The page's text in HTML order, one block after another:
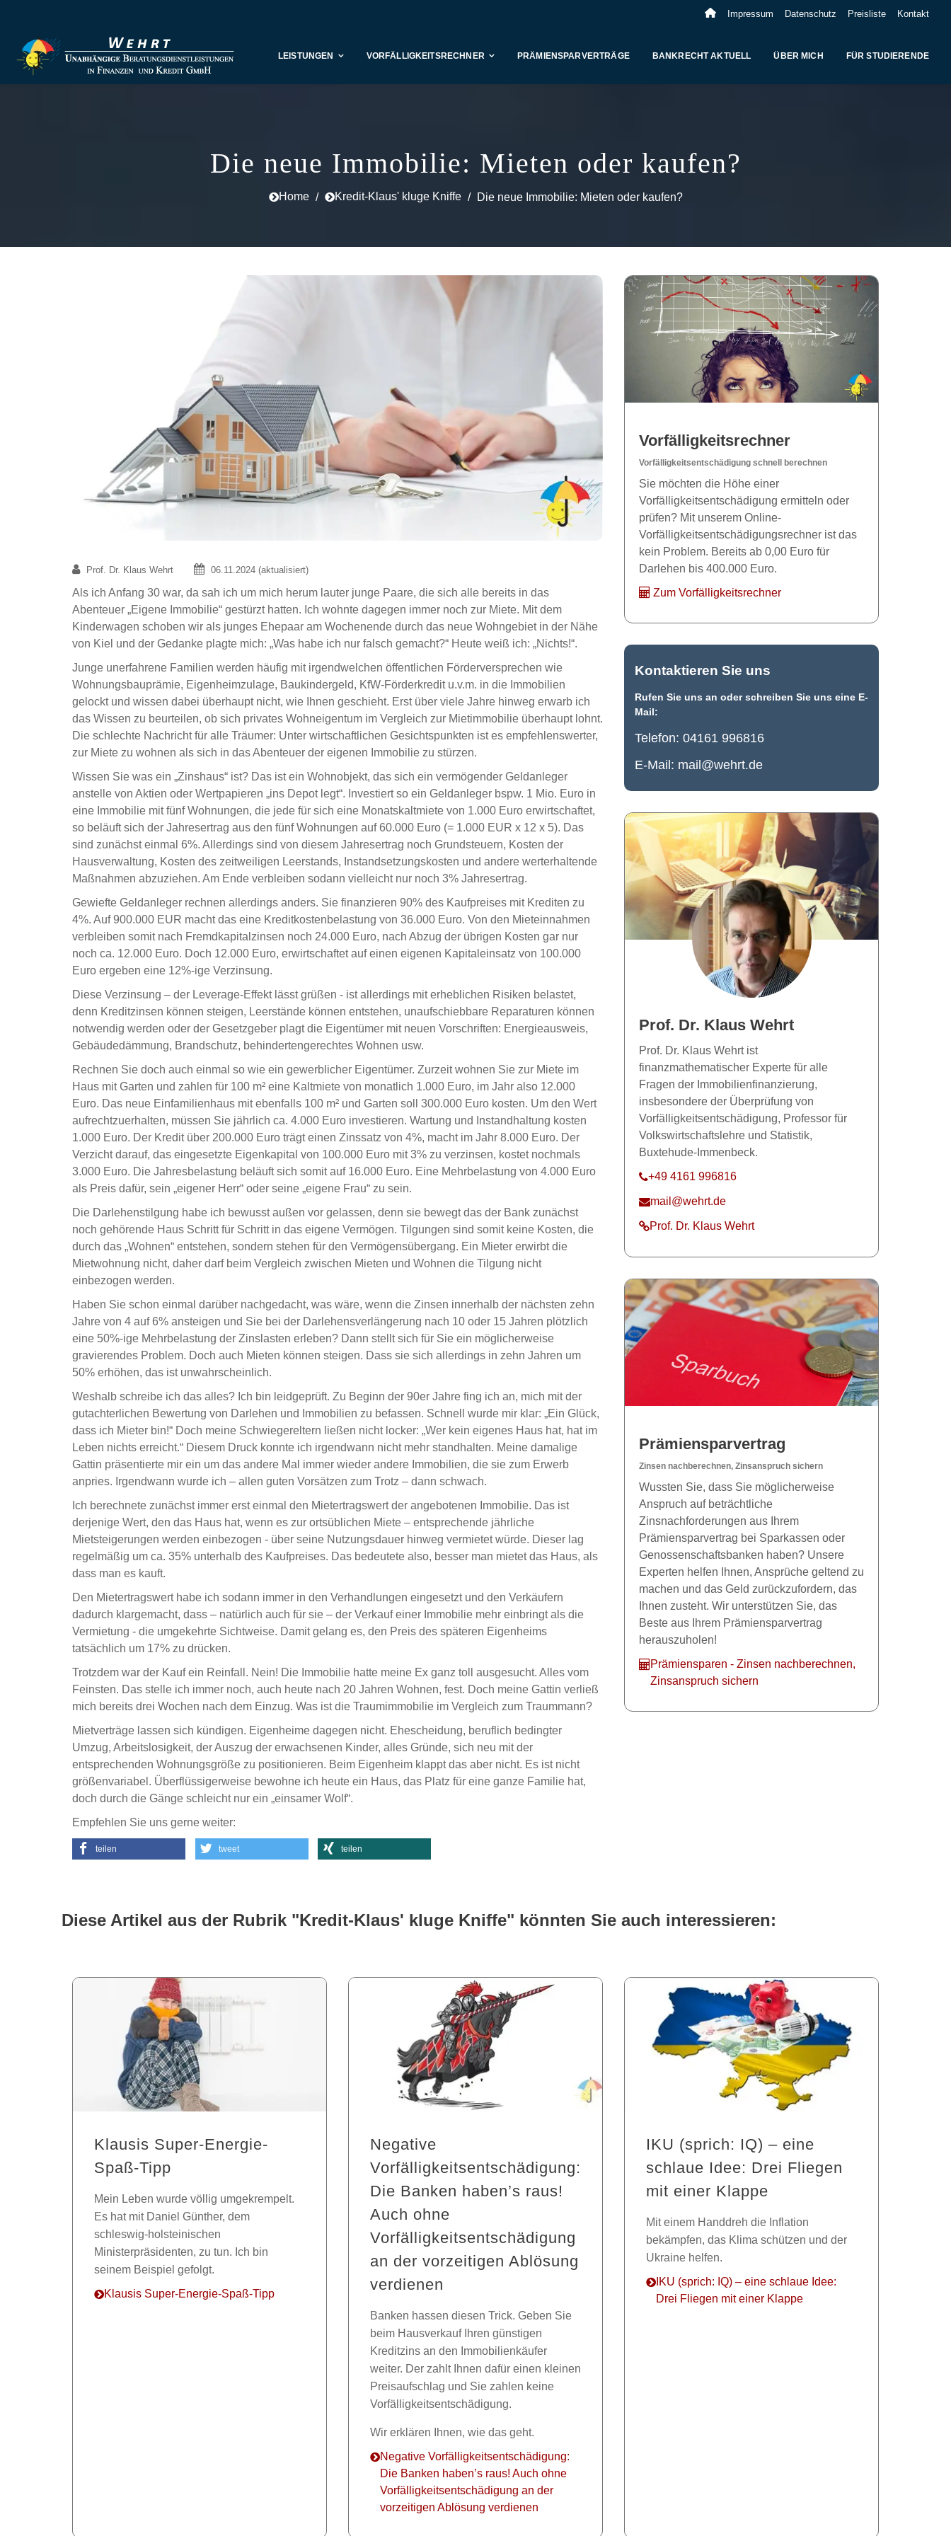
Kontakt
Preisliste
Datenschutz
Impressum
LEISTUNGEN VORFÄLLIGKEITSRECHNER PRÄMIENSPARVERTRÄGE BANKRECHT AKTUELL ÜBER MICH FÜR STUDIERENDE
Die neue Immobilie: Mieten oder kaufen?
Home Kredit-Klaus' kluge Kniffe Die neue Immobilie: Mieten oder kaufen?
Prof. Dr. Klaus Wehrt 06.11.2024 (aktualisiert)
Als ich Anfang 30 war, da sah ich um mich herum lauter junge Paare, die sich alle bereits in das
Abenteuer „Eigene Immobilie“ gestürzt hatten. Ich wohnte dagegen immer noch zur Miete. Mit dem
Kinderwagen schoben wir als junges Ehepaar am Wochenende durch das neue Wohngebiet in der Nähe
von Kiel und der Gedanke plagte mich: „Was habe ich nur falsch gemacht?“ Heute weiß ich: „Nichts!“.
Junge unerfahrene Familien werden häufig mit irgendwelchen öffentlichen Förderversprechen wie
Wohnungsbauprämie, Eigenheimzulage, Baukindergeld, KfW-Förderkredit u.v.m. in die Immobilien
gelockt und wissen dabei überhaupt nicht, wie Ihnen geschieht. Erst über viele Jahre hinweg erwarb ich
das Wissen zu beurteilen, ob sich privates Wohneigentum im Vergleich zur Mietimmobilie überhaupt lohnt.
Die schlechte Nachricht für alle Träumer: Unter wirtschaftlichen Gesichtspunkten ist es empfehlenswerter,
zur Miete zu wohnen als sich in das Abenteuer der eigenen Immobilie zu stürzen.
Wissen Sie was ein „Zinshaus“ ist? Das ist ein Wohnobjekt, das sich ein vermögender Geldanleger
anstelle von Aktien oder Wertpapieren „ins Depot legt“. Investiert so ein Geldanleger bspw. 1 Mio. Euro in
eine Immobilie mit fünf Wohnungen, die jede für sich eine Monatskaltmiete von 1.000 Euro erwirtschaftet,
so beläuft sich der Jahresertrag aus den fünf Wohnungen auf 60.000 Euro (= 1.000 EUR x 12 x 5). Das
sind zunächst einmal 6%. Allerdings sind von diesem Jahresertrag noch Grundsteuern, Kosten der
Hausverwaltung, Kosten des zeitweiligen Leerstands, Instandsetzungskosten und andere werterhaltende
Maßnahmen abzuziehen. Am Ende verbleiben sodann vielleicht nur noch 3% Jahresertrag.
Gewiefte Geldanleger rechnen allerdings anders. Sie finanzieren 90% des Kaufpreises mit Krediten zu
4%. Auf 900.000 EUR macht das eine Kreditkostenbelastung von 36.000 Euro. Von den Mieteinnahmen
verbleiben somit nach Fremdkapitalzinsen noch 24.000 Euro, nach Abzug der übrigen Kosten gar nur
noch ca. 12.000 Euro. Doch 12.000 Euro, erwirtschaftet auf einen eigenen Kapitaleinsatz von 100.000
Euro ergeben eine 12%-ige Verzinsung.
Diese Verzinsung – der Leverage-Effekt lässt grüßen - ist allerdings mit erheblichen Risiken belastet,
denn Kreditzinsen können steigen, Leerstände können entstehen, unaufschiebbare Reparaturen können
notwendig werden oder der Gesetzgeber plagt die Eigentümer mit neuen Vorschriften: Energieausweis,
Gebäudedämmung, Brandschutz, behindertengerechtes Wohnen usw.
Rechnen Sie doch auch einmal so wie ein gewerblicher Eigentümer. Zurzeit wohnen Sie zur Miete im
Haus mit Garten und zahlen für 100 m² eine Kaltmiete von monatlich 1.000 Euro, im Jahr also 12.000
Euro. Das neue Einfamilienhaus mit ebenfalls 100 m² und Garten soll 300.000 Euro kosten. Um den Wert
aufrechtzuerhalten, müssen Sie jährlich ca. 4.000 Euro investieren. Wartung und Instandhaltung kosten
1.000 Euro. Der Kredit über 200.000 Euro trägt einen Zinssatz von 4%, macht im Jahr 8.000 Euro. Der
Verzicht darauf, das eingesetzte Eigenkapital von 100.000 Euro mit 3% zu verzinsen, kostet nochmals
3.000 Euro. Die Jahresbelastung beläuft sich somit auf 16.000 Euro. Eine Mehrbelastung von 4.000 Euro
als Preis dafür, sein „eigener Herr“ oder seine „eigene Frau“ zu sein.
Die Darlehenstilgung habe ich bewusst außen vor gelassen, denn sie bewegt das der Bank zunächst
noch gehörende Haus Schritt für Schritt in das eigene Vermögen. Tilgungen sind somit keine Kosten, die
durch das „Wohnen“ entstehen, sondern stehen für den Vermögensübergang. Ein Mieter erwirbt die
Mietwohnung nicht, daher darf beim Vergleich zwischen Mieten und Wohnen die Tilgung nicht
einbezogen werden.
Haben Sie schon einmal darüber nachgedacht, was wäre, wenn die Zinsen innerhalb der nächsten zehn
Jahre von 4 auf 6% ansteigen und Sie bei der Darlehensverlängerung nach 10 oder 15 Jahren plötzlich
eine 50%-ige Mehrbelastung der Zinslasten erleben? Dann stellt sich für Sie ein möglicherweise
gravierendes Problem. Doch auch Mieten können steigen. Dass sie sich allerdings in zehn Jahren um
50% erhöhen, das ist unwahrscheinlich.
Weshalb schreibe ich das alles? Ich bin leidgeprüft. Zu Beginn der 90er Jahre fing ich an, mich mit der
gutachterlichen Bewertung von Darlehen und Immobilien zu befassen. Schnell wurde mir klar: „Ein Glück,
dass ich Mieter bin!“ Doch meine Schwiegereltern ließen nicht locker: „Wer kein eigenes Haus hat, hat im
Leben nichts erreicht.“ Diesem Druck konnte ich irgendwann nicht mehr standhalten. Meine damalige
Gattin präsentierte mir ein um das andere Mal immer wieder andere Immobilien, die sie zum Erwerb
anpries. Irgendwann wurde ich – allen guten Vorsätzen zum Trotz – dann schwach.
Ich berechnete zunächst immer erst einmal den Mietertragswert der angebotenen Immobilie. Das ist
derjenige Wert, den das Haus hat, wenn es zur ortsüblichen Miete – entsprechende jährliche
Mietsteigerungen werden einbezogen - über seine Nutzungsdauer hinweg vermietet würde. Dieser lag
regelmäßig um ca. 35% unterhalb des Kaufpreises. Das bedeutete also, besser man mietet das Haus, als
dass man es kauft.
Den Mietertragswert habe ich sodann immer in den Verhandlungen eingesetzt und den Verkäufern
dadurch klargemacht, dass – natürlich auch für sie – der Verkauf einer Immobilie mehr einbringt als die
Vermietung - die umgekehrte Sichtweise. Damit gelang es, den Preis des späteren Eigenheims
tatsächlich um 17% zu drücken.
Trotzdem war der Kauf ein Reinfall. Nein! Die Immobilie hatte meine Ex ganz toll ausgesucht. Alles vom
Feinsten. Das stelle ich immer noch, auch heute nach 20 Jahren Wohnen, fest. Doch meine Gattin verließ
mich bereits drei Wochen nach dem Einzug. Was ist die Traumimmobilie im Vergleich zum Traummann?
Mietverträge lassen sich kündigen. Eigenheime dagegen nicht. Ehescheidung, beruflich bedingter
Umzug, Arbeitslosigkeit, der Auszug der erwachsenen Kinder, alles Gründe, sich neu mit der
entsprechenden Wohnungsgröße zu positionieren. Beim Eigenheim klappt das aber nicht. Es ist nicht
größenvariabel. Überflüssigerweise bewohne ich heute ein Haus, das Platz für eine ganze Familie hat,
doch durch die Gänge schleicht nur ein „einsamer Wolf“.
Empfehlen Sie uns gerne weiter:
teilen tweet teilen
Vorfälligkeitsrechner
Vorfälligkeitsentschädigung schnell berechnen
Sie möchten die Höhe einer
Vorfälligkeitsentschädigung ermitteln oder
prüfen? Mit unserem Online-
Vorfälligkeitsentschädigungsrechner ist das
kein Problem. Bereits ab 0,00 Euro für
Darlehen bis 400.000 Euro.
Zum Vorfälligkeitsrechner
Kontaktieren Sie uns
Rufen Sie uns an oder schreiben Sie uns eine E-
Mail:
Telefon: 04161 996816
E-Mail: mail@wehrt.de
Prof. Dr. Klaus Wehrt
Prof. Dr. Klaus Wehrt ist
finanzmathematischer Experte für alle
Fragen der Immobilienfinanzierung,
insbesondere der Überprüfung von
Vorfälligkeitsentschädigung, Professor für
Volkswirtschaftslehre und Statistik,
Buxtehude-Immenbeck.
+49 4161 996816
mail@wehrt.de
Prof. Dr. Klaus Wehrt
Prämiensparvertrag
Zinsen nachberechnen, Zinsanspruch sichern
Wussten Sie, dass Sie möglicherweise
Anspruch auf beträchtliche
Zinsnachforderungen aus Ihrem
Prämiensparvertrag bei Sparkassen oder
Genossenschaftsbanken haben? Unsere
Experten helfen Ihnen, Ansprüche geltend zu
machen und das Geld zurückzufordern, das
Ihnen zusteht. Wir unterstützen Sie, das
Beste aus Ihrem Prämiensparvertrag
herauszuholen!
Prämiensparen - Zinsen nachberechnen,
Zinsanspruch sichern
Diese Artikel aus der Rubrik "Kredit-Klaus' kluge Kniffe" könnten Sie auch interessieren:
Klausis Super-Energie-
Spaß-Tipp
Mein Leben wurde völlig umgekrempelt.
Es hat mit Daniel Günther, dem
schleswig-holsteinischen
Ministerpräsidenten, zu tun. Ich bin
seinem Beispiel gefolgt.
Klausis Super-Energie-Spaß-Tipp
Negative
Vorfälligkeitsentschädigung:
Die Banken haben’s raus!
Auch ohne
Vorfälligkeitsentschädigung
an der vorzeitigen Ablösung
verdienen
Banken hassen diesen Trick. Geben Sie
beim Hausverkauf Ihren günstigen
Kreditzins an den Immobilienkäufer
weiter. Der zahlt Ihnen dafür einen kleinen
Preisaufschlag und Sie zahlen keine
Vorfälligkeitsentschädigung.
Wir erklären Ihnen, wie das geht.
Negative Vorfälligkeitsentschädigung:
Die Banken haben’s raus! Auch ohne
Vorfälligkeitsentschädigung an der
vorzeitigen Ablösung verdienen
IKU (sprich: IQ) – eine
schlaue Idee: Drei Fliegen
mit einer Klappe
Mit einem Handdreh die Inflation
bekämpfen, das Klima schützen und der
Ukraine helfen.
IKU (sprich: IQ) – eine schlaue Idee:
Drei Fliegen mit einer Klappe